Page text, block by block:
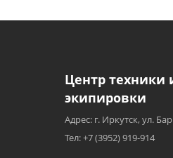
Центр техники
экипировки
Адрес: г. Иркутск, ул.
Тел: +7 (3952) 919-914